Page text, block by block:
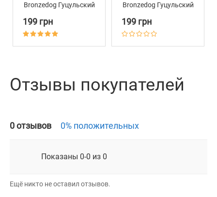
Bronzedog Гуцульский
199 грн
Bronzedog Гуцульский
Универсальный
Оранжевый
199 грн
Отзывы покупателей
0 отзывов 0% положительных
Показаны 0-0 из 0
Ещё никто не оставил отзывов.